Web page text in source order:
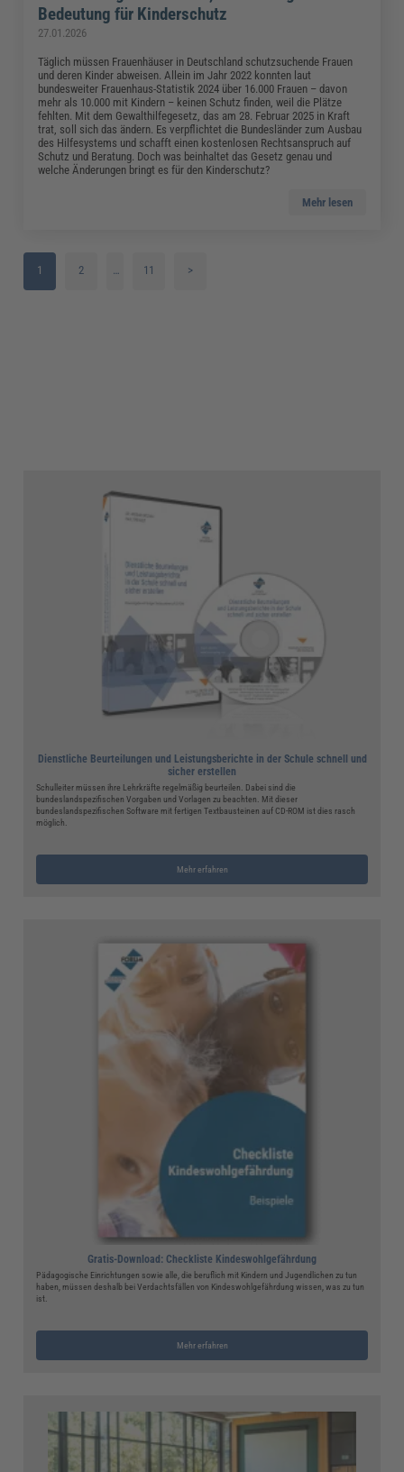
Bedeutung für Kinderschutz
27.01.2026
Täglich müssen Frauenhäuser in Deutschland schutzsuchende Frauen
und deren Kinder abweisen. Allein im Jahr 2022 konnten laut
bundesweiter Frauenhaus-Statistik 2024 über 16.000 Frauen – davon
mehr als 10.000 mit Kindern – keinen Schutz finden, weil die Plätze
fehlten. Mit dem Gewalthilfegesetz, das am 28. Februar 2025 in Kraft
trat, soll sich das ändern. Es verpflichtet die Bundesländer zum Ausbau
des Hilfesystems und schafft einen kostenlosen Rechtsanspruch auf
Schutz und Beratung. Doch was beinhaltet das Gesetz genau und
welche Änderungen bringt es für den Kinderschutz?
Mehr lesen
1 2 … 11 >
Dienstliche Beurteilungen und Leistungsberichte in der Schule schnell und
sicher erstellen
Schulleiter müssen ihre Lehrkräfte regelmäßig beurteilen. Dabei sind die
bundeslandspezifischen Vorgaben und Vorlagen zu beachten. Mit dieser
bundeslandspezifischen Software mit fertigen Textbausteinen auf CD-ROM ist dies rasch
möglich.
Mehr erfahren
Gratis-Download: Checkliste Kindeswohlgefährdung
Pädagogische Einrichtungen sowie alle, die beruflich mit Kindern und Jugendlichen zu tun
haben, müssen deshalb bei Verdachtsfällen von Kindeswohlgefährdung wissen, was zu tun
ist.
Mehr erfahren